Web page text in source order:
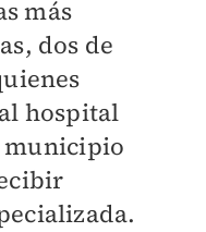
más
dos de
hospital
municipio